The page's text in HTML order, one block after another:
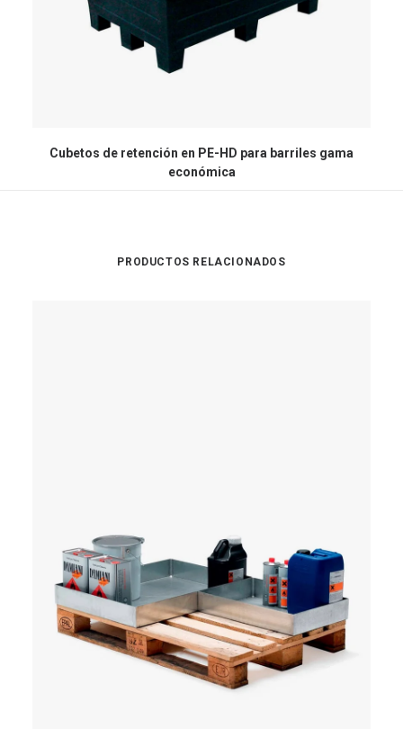
Cubetos de retención en PE-HD para barriles gama
económica
PRODUCTOS RELACIONADOS